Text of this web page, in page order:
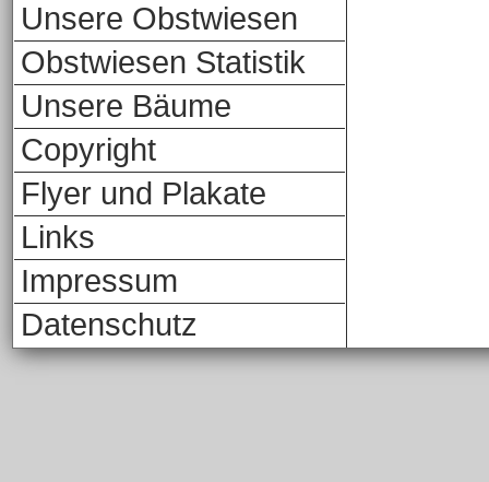
Unsere Obstwiesen
Obstwiesen Statistik
Unsere Bäume
Copyright
Flyer und Plakate
Links
Impressum
Datenschutz